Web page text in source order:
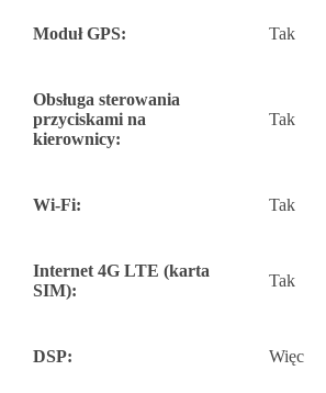
Moduł GPS: Tak
Obsługa sterowania
przyciskami na
kierownicy:
Tak
Wi-Fi: Tak
Internet 4G LTE (karta
SIM):
Tak
DSP: Więc